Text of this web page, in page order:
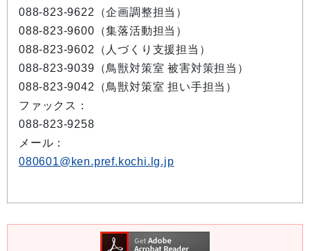
088-823-9622（企画調整担当）
088-823-9600（集落活動担当）
088-823-9602（人づくり支援担当）
088-823-9039（鳥獣対策室 被害対策担当）
088-823-9042（鳥獣対策室 担い手担当）
ファックス：
088-823-9258
メール：
080601@ken.pref.kochi.lg.jp